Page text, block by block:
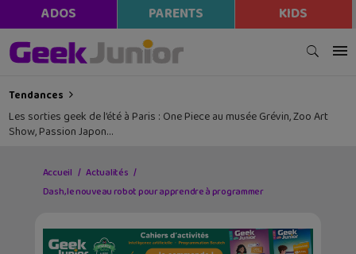
ADOS PARENTS KIDS
Tendances
Les sorties geek de l’été à Paris : One Piece au musée Grévin, Zoo Art
Show, Passion Japon…
Accueil
Actualités
Dash, le nouveau robot pour apprendre à programmer